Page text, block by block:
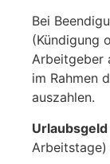
Bei
(Kündigung
Arbeitgeber
im Rahmen
auszahlen.
Urlaubsgeld